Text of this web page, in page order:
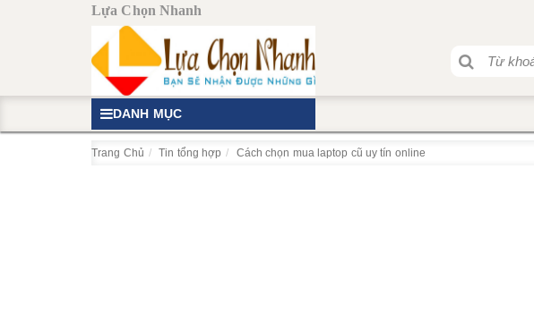
Lựa Chọn Nhanh
DANH MỤC
Trang Chủ Tin tổng hợp Cách chọn mua laptop cũ uy tín online